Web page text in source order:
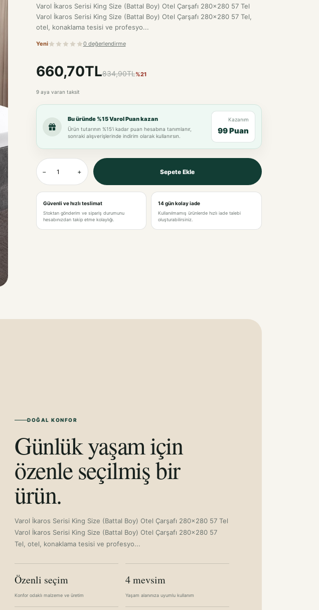
Varol İkaros Serisi King Size (Battal Boy) Otel Çarşafı 280x280 57 Tel
Varol İkaros Serisi King Size (Battal Boy) Otel Çarşafı 280x280 57 Tel,
otel, konaklama tesisi ve profesyo...
Yeni 0 değerlendirme
660,70TL834,90TL%21
9 aya varan taksit
Bu üründe %15 Varol Puan kazan
Ürün tutarının %15'i kadar puan hesabına tanımlanır,
sonraki alışverişlerinde indirim olarak kullanırsın.
Kazanım
99 Puan
− + Sepete Ekle
Güvenli ve hızlı teslimat
Stoktan gönderim ve sipariş durumunu
hesabınızdan takip etme kolaylığı.
14 gün kolay iade
Kullanılmamış ürünlerde hızlı iade talebi
oluşturabilirsiniz.
DOĞAL KONFOR
Günlük yaşam için
özenle seçilmiş bir
ürün.
Varol İkaros Serisi King Size (Battal Boy) Otel Çarşafı 280x280 57 Tel
Varol İkaros Serisi King Size (Battal Boy) Otel Çarşafı 280x280 57
Tel, otel, konaklama tesisi ve profesyo...
Özenli seçim
Konfor odaklı malzeme ve üretim
4 mevsim
Yaşam alanınıza uyumlu kullanım